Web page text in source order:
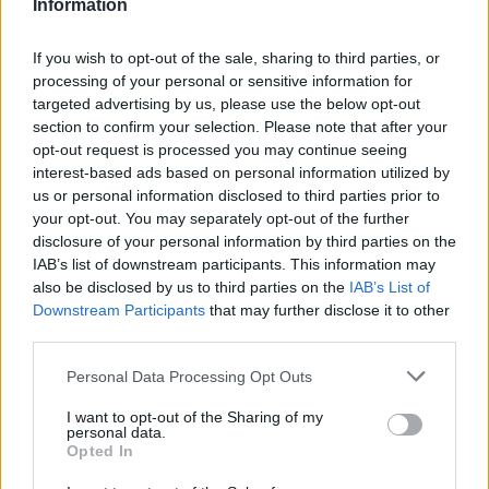
Information
If you wish to opt-out of the sale, sharing to third parties, or
processing of your personal or sensitive information for
targeted advertising by us, please use the below opt-out
section to confirm your selection. Please note that after your
opt-out request is processed you may continue seeing
interest-based ads based on personal information utilized by
us or personal information disclosed to third parties prior to
your opt-out. You may separately opt-out of the further
disclosure of your personal information by third parties on the
IAB’s list of downstream participants. This information may
also be disclosed by us to third parties on the IAB’s List of
Downstream Participants that may further disclose it to other
Please note that this website/app uses one or more Google
not limited to your visit or usage behaviour. You may click to
grant or deny consent to Google and its third-party tags to
use your data for below specified purposes in below Google
Personal Data Processing Opt Outs
I want to opt-out of the Sharing of my
personal data.
Opted In
kapnak, illetve az ebben tárolt edények, eszközök
okos és logikus elrendezése. Ezen kívül azonban a
konyhapult és az asztal tisztántartásáról is
gondoskodnunk kell, ha szeretnénk hogy a konyha
mindig szép maradjon, és használhatóságát hosszú
ideig megőrizze.
Ennek érdekébenválasszunk strapabíró, vízálló
felületeket, melyek karbantartásával nem kell
foglalkozni.Ez persze nem azt jelenti, hogy a fa
bútorokat el kell felejtenünk: ebből az anyagból
Ebben nagy segítséget nyújthat egy jó minőségű
zománcfesték, ami nem csupán a mechanikai
sérüléseknek, de a tisztítószereknek, vegyszereknek
is ellenáll, így nem kell amiatt aggódnunk, hogy a